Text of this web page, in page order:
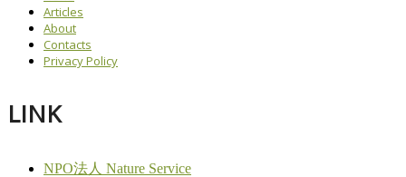
Articles
About
Contacts
Privacy Policy
LINK
NPO法人 Nature Service